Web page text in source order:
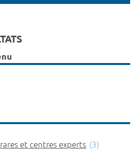
et centres experts (3)